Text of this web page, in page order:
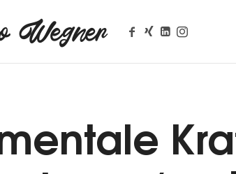
Wegner